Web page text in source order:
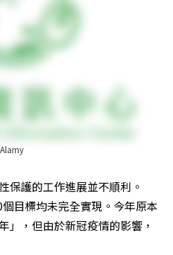
保護的工作進展並不順利。
目標均未完全實現。今年原本
」，但由於新冠疫情的影響，